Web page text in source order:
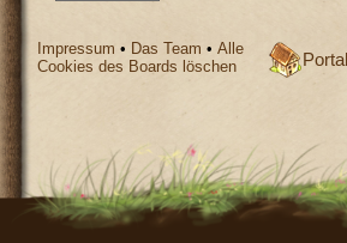
Portal
Impressum • Das Team •Alle
Cookies des Boards löschen